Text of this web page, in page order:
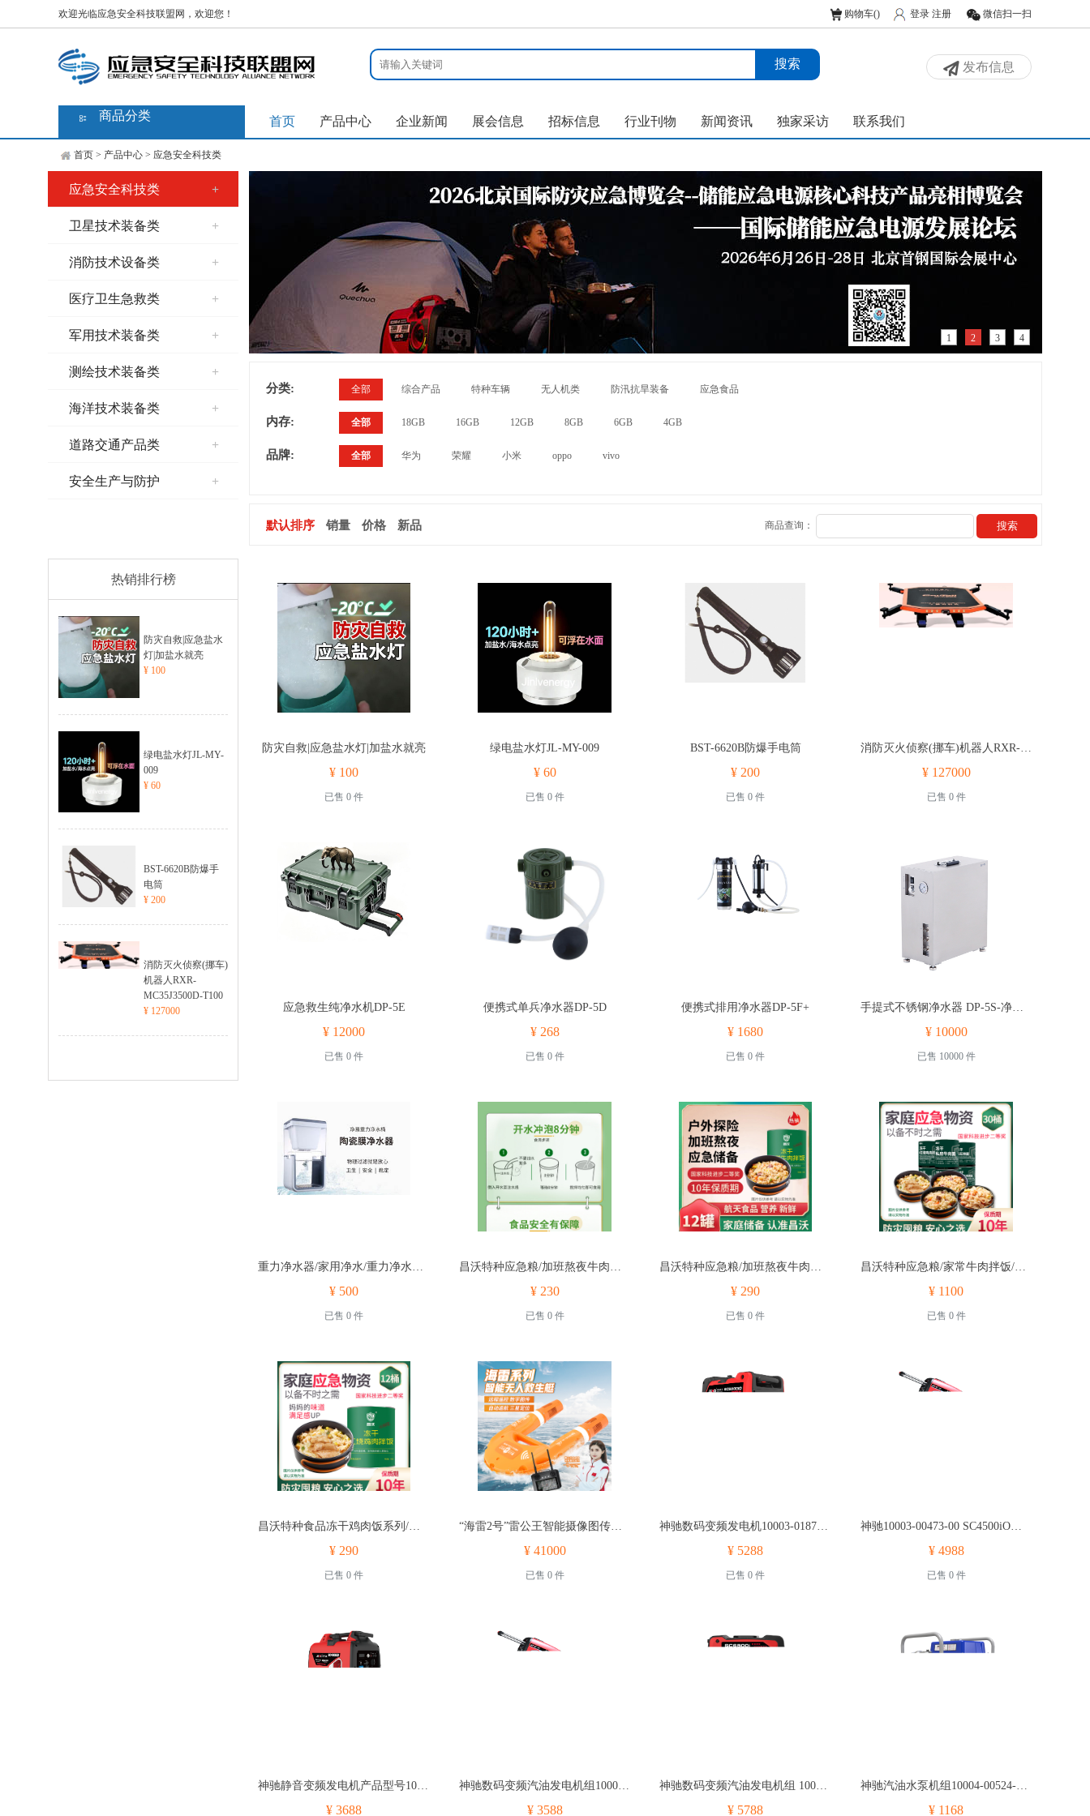
欢迎光临应急安全科技联盟网，欢迎您！ 购物车() 登录 注册 微信扫一扫
发布信息
商品分类 首页 产品中心 企业新闻 展会信息 招标信息 行业刊物 新闻资讯 独家采访 联系我们
首页 > 产品中心 > 应急安全科技类
应急安全科技类 +
卫星技术装备类 +
消防技术设备类 +
医疗卫生急救类 +
军用技术装备类 +
测绘技术装备类 +
海洋技术装备类 +
道路交通产品类 +
安全生产与防护 +
1 2 3 4
分类: 全部 综合产品 特种车辆 无人机类 防汛抗旱装备 应急食品
内存: 全部 18GB 16GB 12GB 8GB 6GB 4GB
品牌: 全部 华为 荣耀 小米 oppo vivo
默认排序 销量 价格 新品 商品查询：
热销排行榜
防灾自救|应急盐水
灯|加盐水就亮
¥ 100
绿电盐水灯JL-MY-
009
¥ 60
BST-6620B防爆手
电筒
¥ 200
消防灭火侦察(挪车)
机器人RXR-
MC35J3500D-T100
¥ 127000
防灾自救|应急盐水灯|加盐水就亮
¥ 100
已售 0 件
绿电盐水灯JL-MY-009
¥ 60
已售 0 件
BST-6620B防爆手电筒
¥ 200
已售 0 件
消防灭火侦察(挪车)机器人RXR-MC35J3500D-T100
¥ 127000
已售 0 件
应急救生纯净水机DP-5E
¥ 12000
已售 0 件
便携式单兵净水器DP-5D
¥ 268
已售 0 件
便携式排用净水器DP-5F+
¥ 1680
已售 0 件
手提式不锈钢净水器 DP-5S-净水设备
¥ 10000
已售 10000 件
重力净水器/家用净水/重力净水桶可用于家庭、学校、医院等场所的日常饮用水净化
¥ 500
已售 0 件
昌沃特种应急粮/加班熬夜牛肉饭/户外探险冻干牛肉面
¥ 230
已售 0 件
昌沃特种应急粮/加班熬夜牛肉饭/户外探险冻干牛肉饭1560g
¥ 290
已售 0 件
昌沃特种应急粮/家常牛肉拌饭/私房牛肉面 /家常肉拌饭 /全家福大容量装6450
¥ 1100
已售 0 件
昌沃特种食品冻干鸡肉饭系列/冻干鸡肉饭1560g
¥ 290
已售 0 件
“海雷2号”雷公王智能摄像图传救生艇⭐⭐⭐⭐⭐新品上市·救援应急·全网控价⭐⭐⭐
¥ 41000
已售 0 件
神驰数码变频发电机10003-01876-00 SC5000iO数码变频发电机数
¥ 5288
已售 0 件
神驰10003-00473-00 SC4500iO静音变频发电机10003-00
¥ 4988
已售 0 件
神驰静音变频发电机产品型号10003-01801-00 SC4000iO燃料汽油
¥ 3688
神驰数码变频汽油发电机组10003-00473-00 SC4500iO神驰数码变
¥ 3588
神驰数码变频汽油发电机组 10003-01277-00 SC6500iO数码变频
¥ 5788
神驰汽油水泵机组10004-00524-00 SCWP80 神驰汽油水泵机组
¥ 1168